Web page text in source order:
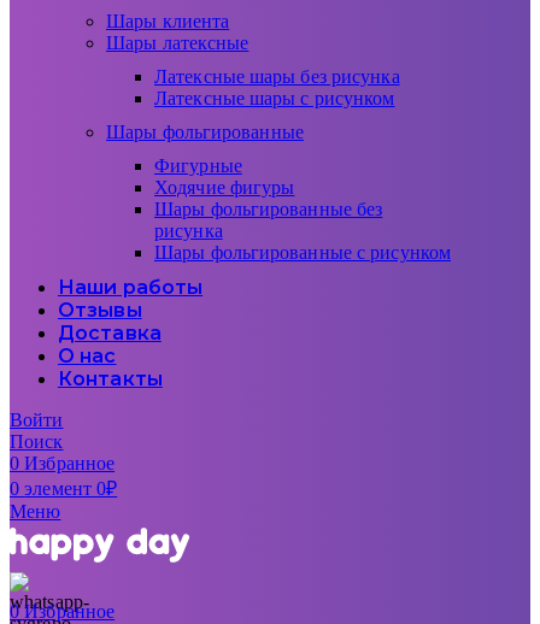
Шары клиента
Шары латексные
Латексные шары без рисунка
Латексные шары с рисунком
Шары фольгированные
Фигурные
Ходячие фигуры
Шары фольгированные без
рисунка
Шары фольгированные с рисунком
Наши работы
Отзывы
Доставка
О нас
Контакты
Войти
Поиск
0Избранное
0элемент 0₽
Меню
0Избранное